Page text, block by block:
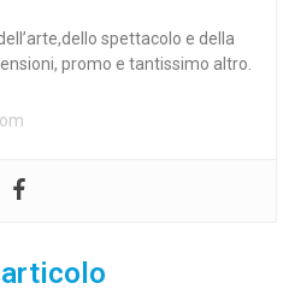
spettacolo e della
promo e tantissimo altro.